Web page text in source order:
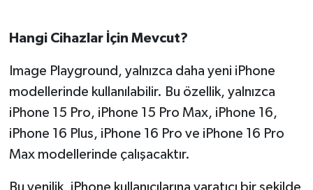
Hangi Cihazlar İçin Mevcut?
Image Playground, yalnızca daha yeni iPhone
modellerinde kullanılabilir. Bu özellik, yalnızca
iPhone 15 Pro, iPhone 15 Pro Max, iPhone 16,
iPhone 16 Plus, iPhone 16 Pro ve iPhone 16 Pro
Max modellerinde çalışacaktır.
Bu yenilik, iPhone kullanıcılarına yaratıcı bir şekilde